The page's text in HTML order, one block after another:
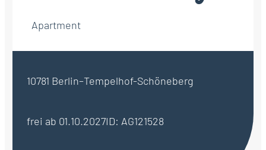
Apartment
10781 Berlin–Tempelhof-Schöneberg
frei ab 01.10.2027ID: AG121528